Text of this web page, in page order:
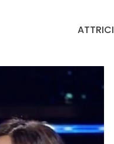
ATTRICI